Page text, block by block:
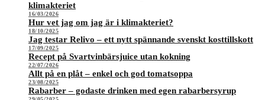
klimakteriet
16/03/2026
Hur vet jag om jag är i klimakteriet?
18/10/2025
Jag testar Relivo – ett nytt spännande svenskt kosttillskott
17/09/2025
Recept på Svartvinbärsjuice utan kokning
22/07/2026
Allt på en plåt – enkel och god tomatsoppa
23/08/2025
Rabarber – godaste drinken med egen rabarbersyrup